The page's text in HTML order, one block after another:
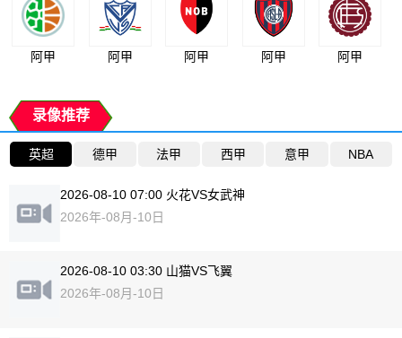
阿甲 阿甲 阿甲 阿甲 阿甲
录像推荐
英超 德甲 法甲 西甲 意甲 NBA
2026-08-10 07:00 火花VS女武神
2026年-08月-10日
2026-08-10 03:30 山猫VS飞翼
2026年-08月-10日